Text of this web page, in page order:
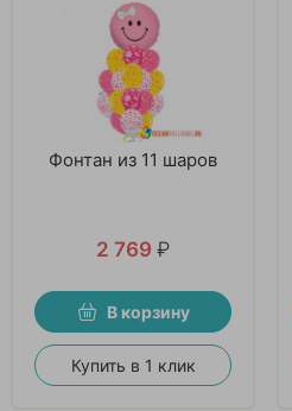
Фонтан из 11 шаров
2 769 ₽
В корзину
Купить в 1 клик